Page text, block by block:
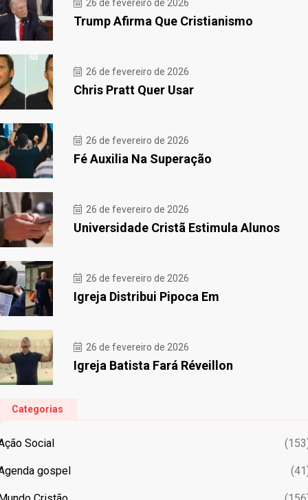
26 de fevereiro de 2026
Trump Afirma Que Cristianismo
26 de fevereiro de 2026
Chris Pratt Quer Usar
26 de fevereiro de 2026
Fé Auxilia Na Superação
26 de fevereiro de 2026
Universidade Cristã Estimula Alunos
26 de fevereiro de 2026
Igreja Distribui Pipoca Em
26 de fevereiro de 2026
Igreja Batista Fará Réveillon
Categorias
Social
gospel